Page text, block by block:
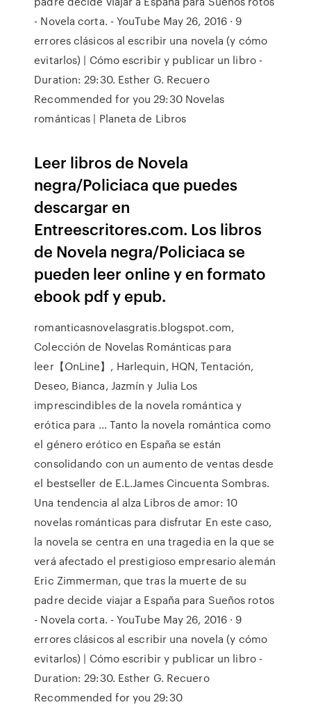
- Novela corta. - YouTube May 26, 2016 · 9
errores clásicos al escribir una novela (y cómo
evitarlos) | Cómo escribir y publicar un libro -
Duration: 29:30. Esther G. Recuero
Recommended for you 29:30 Novelas
románticas | Planeta de Libros
Leer libros de Novela
negra/Policiaca que puedes
descargar en
Entreescritores.com. Los libros
de Novela negra/Policiaca se
pueden leer online y en formato
ebook pdf y epub.
romanticasnovelasgratis.blogspot.com,
Colección de Novelas Románticas para
leer【OnLine】, Harlequin, HQN, Tentación,
Deseo, Bianca, Jazmín y Julia Los
imprescindibles de la novela romántica y
erótica para ... Tanto la novela romántica como
el género erótico en España se están
consolidando con un aumento de ventas desde
el bestseller de E.L.James Cincuenta Sombras.
Una tendencia al alza Libros de amor: 10
novelas románticas para disfrutar En este caso,
la novela se centra en una tragedia en la que se
verá afectado el prestigioso empresario alemán
Eric Zimmerman, que tras la muerte de su
padre decide viajar a España para Sueños rotos
- Novela corta. - YouTube May 26, 2016 · 9
errores clásicos al escribir una novela (y cómo
evitarlos) | Cómo escribir y publicar un libro -
Duration: 29:30. Esther G. Recuero
Recommended for you 29:30